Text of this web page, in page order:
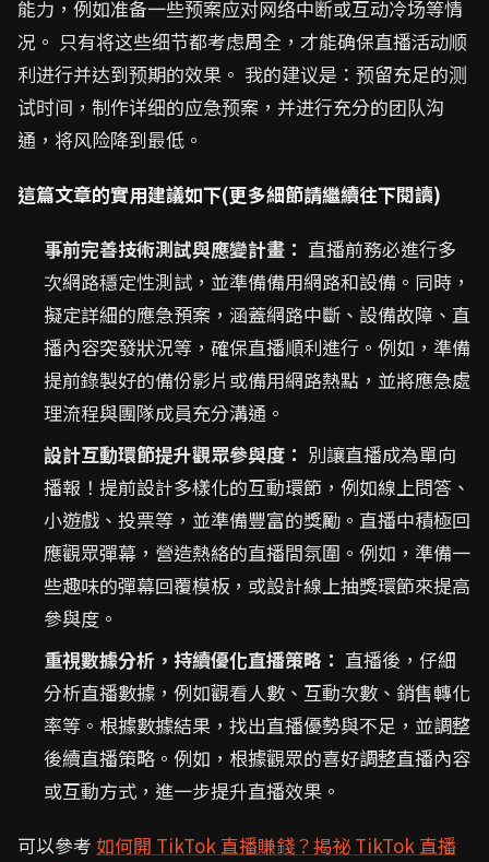
能力，例如准备一些预案应对网络中断或互动冷场等情
况。 只有将这些细节都考虑周全，才能确保直播活动顺
利进行并达到预期的效果。 我的建议是：预留充足的测
试时间，制作详细的应急预案，并进行充分的团队沟
通，将风险降到最低。
這篇文章的實用建議如下(更多細節請繼續往下閱讀)
事前完善技術測試與應變計畫： 直播前務必進行多
次網路穩定性測試，並準備備用網路和設備。同時，
擬定詳細的應急預案，涵蓋網路中斷、設備故障、直
播內容突發狀況等，確保直播順利進行。例如，準備
提前錄製好的備份影片或備用網路熱點，並將應急處
理流程與團隊成員充分溝通。
設計互動環節提升觀眾參與度： 別讓直播成為單向
播報！提前設計多樣化的互動環節，例如線上問答、
小遊戲、投票等，並準備豐富的獎勵。直播中積極回
應觀眾彈幕，營造熱絡的直播間氛圍。例如，準備一
些趣味的彈幕回覆模板，或設計線上抽獎環節來提高
參與度。
重視數據分析，持續優化直播策略： 直播後，仔細
分析直播數據，例如觀看人數、互動次數、銷售轉化
率等。根據數據結果，找出直播優勢與不足，並調整
後續直播策略。例如，根據觀眾的喜好調整直播內容
或互動方式，進一步提升直播效果。
可以參考 如何開 TikTok 直播賺錢？揭祕 TikTok 直播